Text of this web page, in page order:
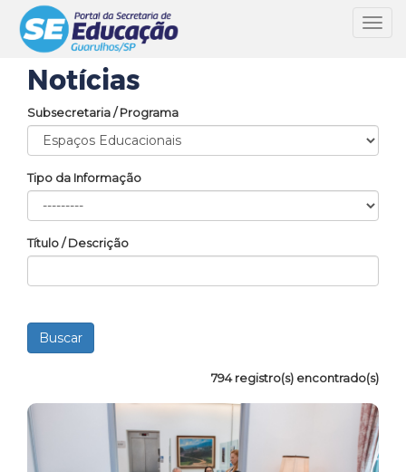
Notícias
Subsecretaria / Programa
Tipo da Informação
Título / Descrição
794 registro(s) encontrado(s)